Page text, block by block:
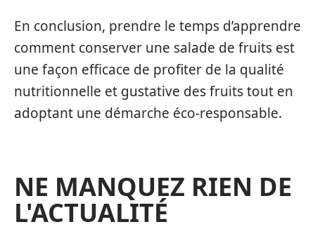
En conclusion, prendre le temps d’apprendre
comment conserver une salade de fruits est
une façon efficace de profiter de la qualité
nutritionnelle et gustative des fruits tout en
adoptant une démarche éco-responsable.
NE MANQUEZ RIEN DE
L'ACTUALITÉ